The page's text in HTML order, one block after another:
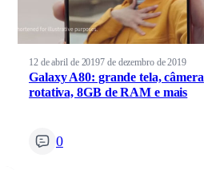
12 de abril de 20197 de dezembro de 2019
Galaxy A80: grande tela, câmera
rotativa, 8GB de RAM e mais
0